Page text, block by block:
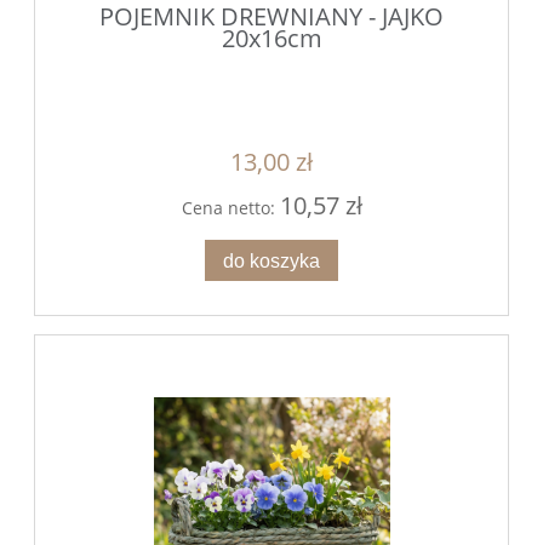
POJEMNIK DREWNIANY - JAJKO
20x16cm
13,00 zł
Cena netto: 10,57 zł
do koszyka